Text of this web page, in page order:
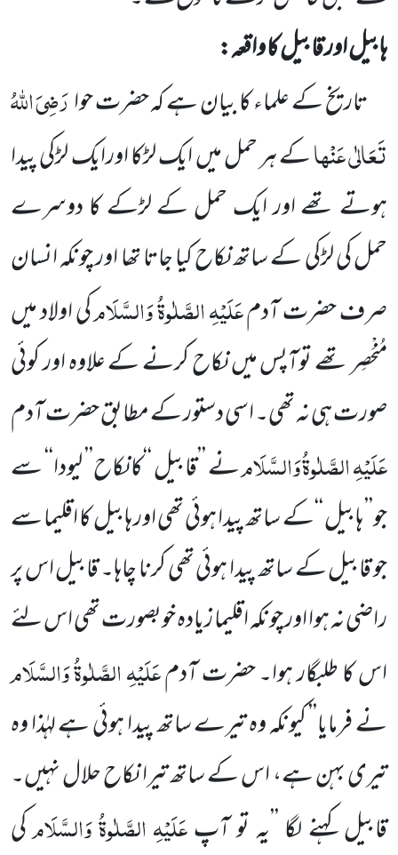
ہابیل اور قابیل کا واقعہ:
تاریخ کے علماء کا بیان ہے کہ حضرت حوارَضِیَ اللہُ
تَعَالٰی عَنْہاکے ہر حمل میں ایک لڑکا اورایک لڑکی پیدا
ہوتے تھےاور ایک حمل کے لڑکے کا دوسرے
حمل کی لڑکی کے ساتھ نکاح کیا جاتا تھا اور چونکہ انسان
صرف حضرت آدمعَلَیْہِ الصَّلٰوۃُ وَالسَّلَامکی اولاد میں
مُنْحَصِر تھے توآپس میں نکاح کرنے کے علاوہ اور کوئی
صورت ہی نہ تھی۔ اسی دستور کے مطابق حضرت آدم
عَلَیْہِالصَّلٰوۃُ وَالسَّلَامنے ’’قابیل ‘‘کا نکاح’’ لیودا‘‘ سے
جو’’ ہابیل ‘‘کے ساتھ پیدا ہوئی تھی اور ہابیل کا اقلیما سے
جو قابیل کے ساتھ پیدا ہوئی تھی کرنا چاہا۔ قابیل اس پر
راضی نہ ہوا اور چونکہ اقلیما زیادہ خوبصورت تھی اس لئے
اس کا طلبگار ہوا۔ حضرت آدمعَلَیْہِ الصَّلٰوۃُ وَالسَّلَام
نے فرمایا’’ کیونکہ وہ تیرے ساتھ پیدا ہوئی ہے لہٰذا وہ
تیری بہن ہے، اس کے ساتھ تیرا نکاح حلال نہیں۔
قابیل کہنے لگا ’’یہ تو آپعَلَیْہِ الصَّلٰوۃُ وَالسَّلَامکی